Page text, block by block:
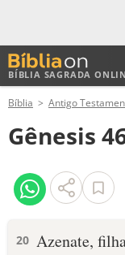
BÍBLIA SAGRADA
ANTIGO
NOVO
VERSÍCULOS
Bíblia Antigo
Gênesis
20 Azenate,